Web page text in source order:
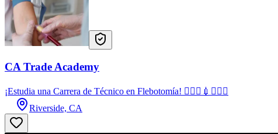
CA Trade Academy
¡Estudia una Carrera de Técnico en Flebotomía! 👩🏻‍⚕️💉🧑🏻‍⚕️
Riverside, CA